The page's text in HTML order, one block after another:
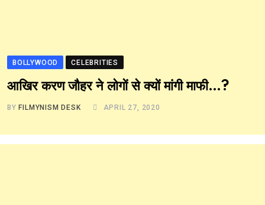
BOLLYWOOD CELEBRITIES
आखिर करण जौहर ने लोगों से क्यों मांगी माफी…?
BYFILMYNISM DESK APRIL 27, 2020